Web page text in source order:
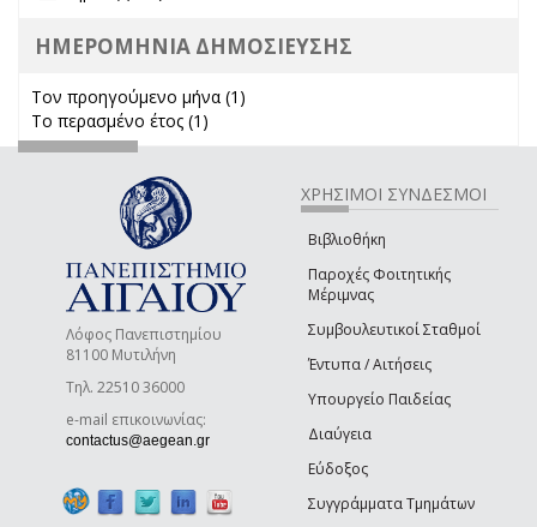
ΗΜΕΡΟΜΗΝΙΑ ΔΗΜΟΣΙΕΥΣΗΣ
Τον προηγούμενο μήνα (1)
Το περασμένο έτος (1)
Λόφος Πανεπιστημίου
81100 Μυτιλήνη
Τηλ. 22510 36000
e-mail επικοινωνίας:
contactus@aegean.gr (link sends e-mail)
ΧΡΗΣΙΜΟΙ ΣΥΝΔΕΣΜΟΙ
Βιβλιοθήκη
Παροχές Φοιτητικής
Μέριμνας
Συμβουλευτικοί Σταθμοί
Έντυπα / Αιτήσεις
Υπουργείο Παιδείας
Διαύγεια
Εύδοξος
Συγγράμματα Τμημάτων